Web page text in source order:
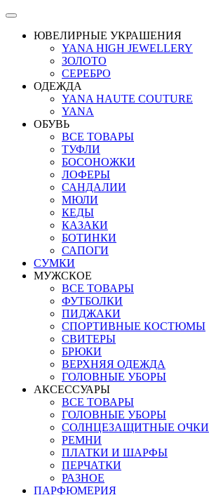
ЮВЕЛИРНЫЕ УКРАШЕНИЯ
YANA HIGH JEWELLERY
ЗОЛОТО
СЕРЕБРО
ОДЕЖДА
YANA HAUTE COUTURE
YANA
ОБУВЬ
ВСЕ ТОВАРЫ
ТУФЛИ
БОСОНОЖКИ
ЛОФЕРЫ
САНДАЛИИ
МЮЛИ
КЕДЫ
КАЗАКИ
БОТИНКИ
САПОГИ
СУМКИ
МУЖСКОЕ
ВСЕ ТОВАРЫ
ФУТБОЛКИ
ПИДЖАКИ
СПОРТИВНЫЕ КОСТЮМЫ
СВИТЕРЫ
БРЮКИ
ВЕРХНЯЯ ОДЕЖДА
ГОЛОВНЫЕ УБОРЫ
АКСЕССУАРЫ
ВСЕ ТОВАРЫ
ГОЛОВНЫЕ УБОРЫ
СОЛНЦЕЗАЩИТНЫЕ ОЧКИ
РЕМНИ
ПЛАТКИ И ШАРФЫ
ПЕРЧАТКИ
РАЗНОЕ
ПАРФЮМЕРИЯ